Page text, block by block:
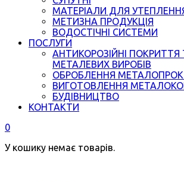
МАТЕРІАЛИ ДЛЯ
МЕТИЗНА ПРОДУКЦІЯ
ВОДОСТІЧНІ СИСТЕМИ
ПОСЛУГИ
АНТИКОРОЗІЙНІ
МЕТАЛЕВИХ ВИРОБІВ
ОБРОБЛЕННЯ
ВИГОТОВЛЕННЯ
БУДІВНИЦТВО
КОНТАКТИ
0
У кошику немає товарів.